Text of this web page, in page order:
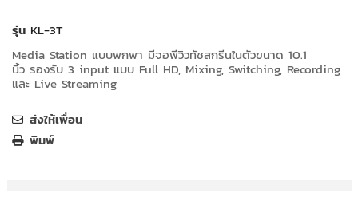
รุ่น KL-3T
Media Station แบบพกพา มีจอพีวิวทัชสกรีนในตัวขนาด 10.1
นิ้ว รองรับ 3 input แบบ Full HD, Mixing, Switching, Recording
และ Live Streaming
ส่งให้เพื่อน
พิมพ์